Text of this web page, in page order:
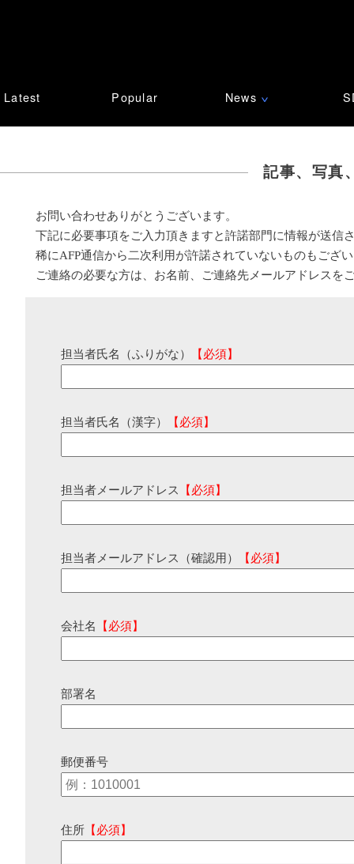
Latest Popular News ∨
記事、写真
お問い合わせありがとうございます。
下記に必要事項をご入力頂きますと許諾部門に情報が送信
稀にAFP通信から二次利用が許諾されていないものもござ
ご連絡の必要な方は、お名前、ご連絡先メールアドレスを
担当者氏名（ふりがな） 【必須】
担当者氏名（漢字） 【必須】
担当者メールアドレス 【必須】
担当者メールアドレス（確認用） 【必須】
会社名 【必須】
部署名
郵便番号
住所 【必須】